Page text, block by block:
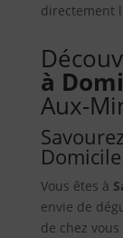
directement
à
Aux-
Domicile
Vous êtes à
envie de
de chez vous